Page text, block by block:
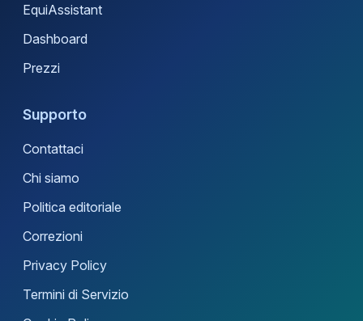
EquiAssistant
Dashboard
Prezzi
Supporto
Contattaci
Chi siamo
Politica editoriale
Correzioni
Privacy Policy
Termini di Servizio